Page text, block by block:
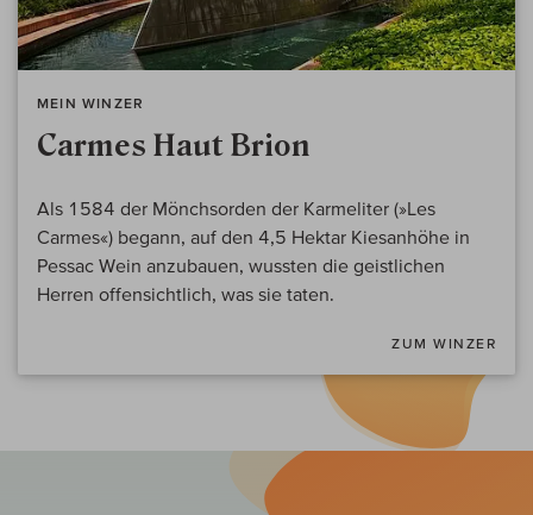
MEIN WINZER
Carmes Haut Brion
Als 1584 der Mönchsorden der Karmeliter (»Les
Carmes«) begann, auf den 4,5 Hektar Kiesanhöhe in
Pessac Wein anzubauen, wussten die geistlichen
Herren offensichtlich, was sie taten.
ZUM WINZER